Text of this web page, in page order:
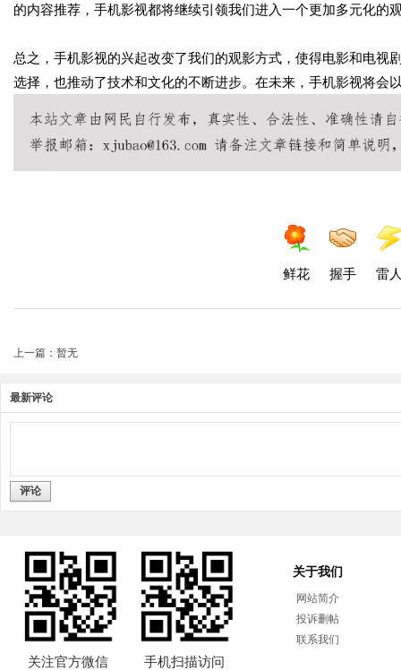
的内容推荐，手机影视都将继续引领我们进入一个更加多元化的
总之，手机影视的兴起改变了我们的观影方式，使得电影和电
选择，也推动了技术和文化的不断进步。在未来，手机影视将会
鲜花 握手 雷
上一篇：暂无
最新评论
评论
关注官方微信 手机扫描访问
关于我们
网站简介
投诉删帖
联系我们